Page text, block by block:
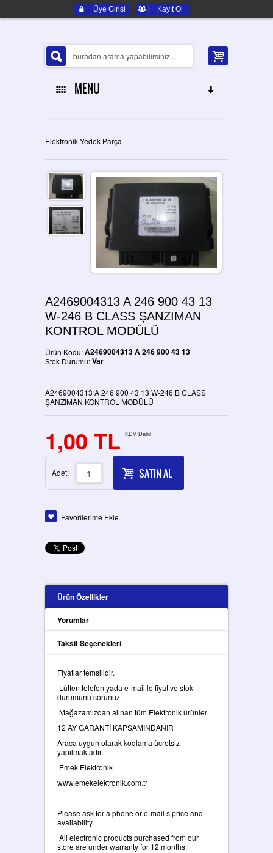
Üye Girişi Kayıt Ol
MENU
ELEKTRONIK YEDEK PARÇA
İLETIŞIM
Elektronik Yedek Parça
A2469004313 A 246 900 43 13
W-246 B CLASS ŞANZIMAN
KONTROL MODÜLÜ
Ürün Kodu:A2469004313 A 246 900 43 13
Stok Durumu:Var
A2469004313 A 246 900 43 13 W-246 B CLASS
ŞANZIMAN KONTROL MODÜLÜ
1,00 TL KDV Dahil
Adet: SATIN AL
Favorilerime Ekle
Ürün Özellikler
Yorumlar
Taksit Seçenekleri
Fiyatlar temsilidir.
Lütfen telefon yada e-mail le fiyat ve stok
durumunu sorunuz.
Mağazamızdan alınan tüm Elektronik ürünler
12 AY GARANTİ KAPSAMINDANIR
Araca uygun olarak kodlama ücretsiz
yapılmaktadır.
Emek Elektronik
www.emekelektronik.com.tr
Please ask for a phone or e-mail s price and
availability.
All electronic products purchased from our
store are under warranty for 12 months.